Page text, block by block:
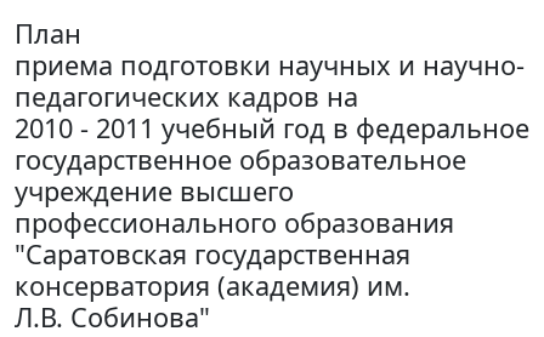
План
приема подготовки научных и научно-
педагогических кадров на
2010 - 2011 учебный год в федеральное
государственное образовательное
учреждение высшего
профессионального образования
"Саратовская государственная
консерватория (академия) им.
Л.В. Собинова"